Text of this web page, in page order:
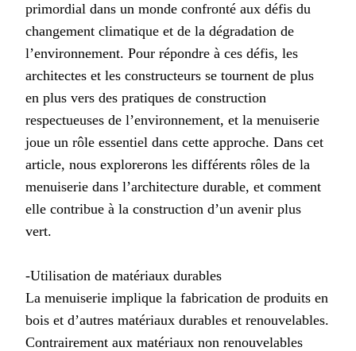
primordial dans un monde confronté aux défis du
changement climatique et de la dégradation de
l’environnement. Pour répondre à ces défis, les
architectes et les constructeurs se tournent de plus
en plus vers des pratiques de construction
respectueuses de l’environnement, et la menuiserie
joue un rôle essentiel dans cette approche. Dans cet
article, nous explorerons les différents rôles de la
menuiserie dans l’architecture durable, et comment
elle contribue à la construction d’un avenir plus
vert.
-Utilisation de matériaux durables
La menuiserie implique la fabrication de produits en
bois et d’autres matériaux durables et renouvelables.
Contrairement aux matériaux non renouvelables